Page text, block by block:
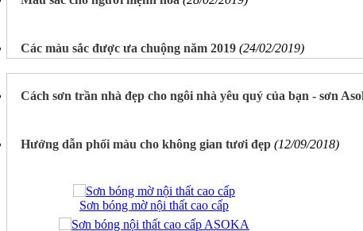
Các màu sắc được ưa chuộng năm 2019 (24/02/2019)
Cách sơn trần nhà đẹp cho ngôi nhà yêu quý của bạn - sơn
Hướng dẫn phối màu cho không gian tươi đẹp (12/09/2018)
Sơn Siêu Bóng Nội Thất Cao Cấp...
Sơn Siêu Trắng Nội Thất Cao...
Sơn bóng mờ nội thất cao cấp